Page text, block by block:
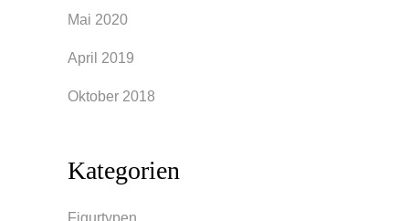
Mai 2020
April 2019
Oktober 2018
Kategorien
Figurtypen